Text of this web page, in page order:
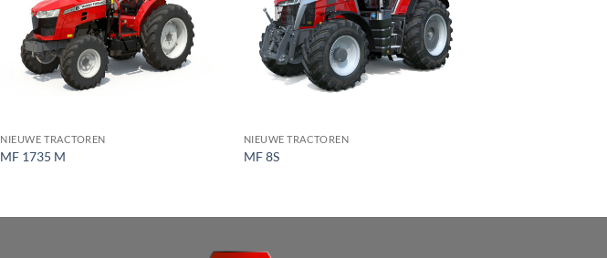
NIEUWE TRACTOREN
MF 1735 M
NIEUWE TRACTOREN
MF 8S